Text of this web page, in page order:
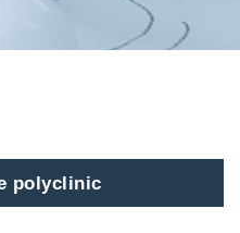
polyclinic